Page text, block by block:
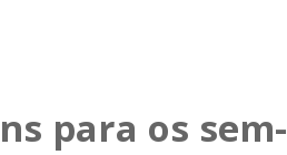
para os sem-